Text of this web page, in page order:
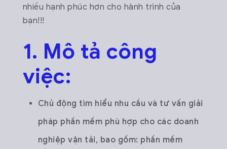
nhiều hạnh phúc hơn cho hành trình của
bạn!!!
1. Mô tả công
việc:
Chủ động tìm hiểu nhu cầu và tư vấn giải
pháp phần mềm phù hợp cho các doanh
nghiệp vận tải, bao gồm: phần mềm